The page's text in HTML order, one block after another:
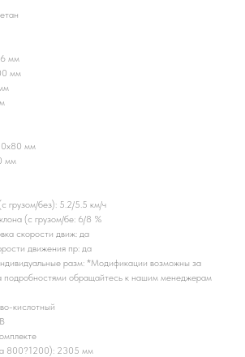
мм
мм
мм
мм
грузом/без): 5.2/5.5 км/ч
(с грузом/бе: 6/8 %
скорости движ: да
движения пр: да
разм: *Модификации возможны за
подробностями обращайтесь к нашим менеджерам
кислотный
800?1200): 2305 мм